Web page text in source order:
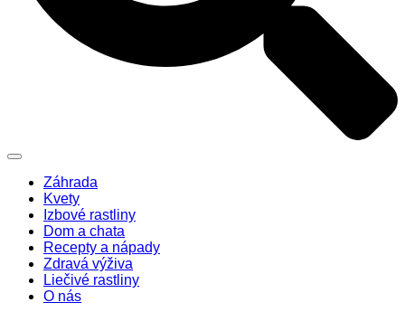
Záhrada
Kvety
Izbové rastliny
Dom a chata
Recepty a nápady
Zdravá výživa
Liečivé rastliny
O nás